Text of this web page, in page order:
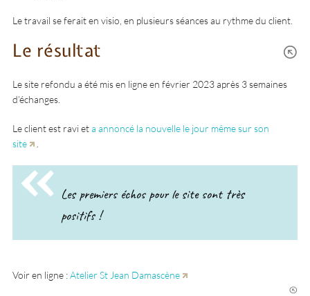
Le travail se ferait en visio, en plusieurs séances au rythme du client.
Le résultat
Le site refondu a été mis en ligne en février 2023 après 3 semaines
d’échanges.
Le client est ravi eta annoncé la nouvelle le jour même sur son
site
.
Les premiers échos pour le site sont très
positifs !
Voir en ligne :Atelier St Jean Damascène